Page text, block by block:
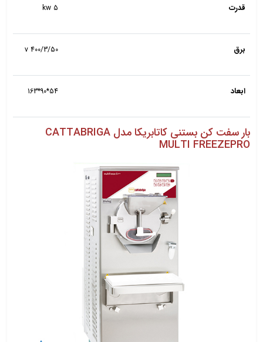
قدرت 5 kw
برق 400/3/50 v
ابعاد 54*90*163
بار سفت کن بستنی کاتابریکا مدل CATTABRIGA
MULTI FREEZEPRO